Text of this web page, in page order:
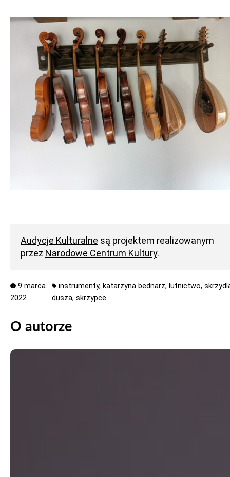
Audycje Kulturalne są projektem realizowanym
przez Narodowe Centrum Kultury.
9 marca
2022
instrumenty,katarzyna bednarz,lutnictwo,
dusza, skrzypce
O autorze